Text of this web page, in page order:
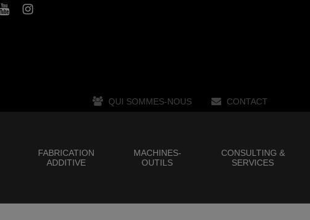
QUI SOMMES-NOUS CONTACT
FABRICATION
ADDITIVE
MACHINES-
OUTILS
CONSULTING &
SERVICES